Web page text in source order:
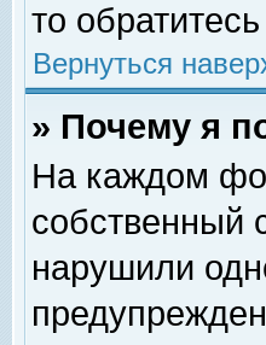
то
Вернуться
» Почему я
На каждом
собственный
нарушили